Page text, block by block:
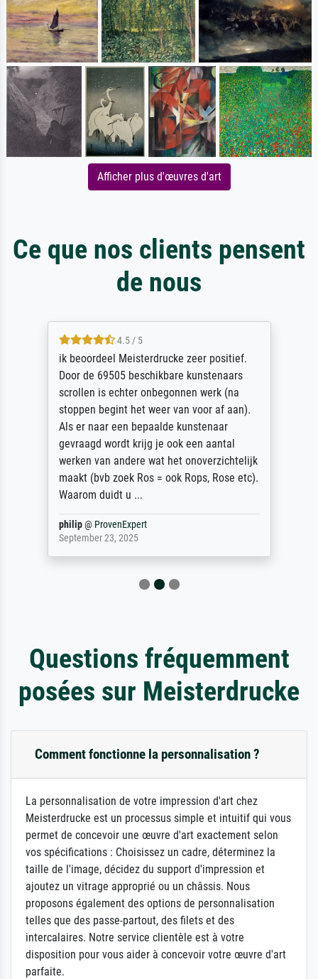
Afficher plus d'œuvres d'art
Ce que nos clients pensent
de nous
4.5 / 5
ik beoordeel Meisterdrucke zeer positief.
Door de 69505 beschikbare kunstenaars
scrollen is echter onbegonnen werk (na
stoppen begint het weer van voor af aan).
Als er naar een bepaalde kunstenaar
gevraagd wordt krijg je ook een aantal
werken van andere wat het onoverzichtelijk
maakt (bvb zoek Ros = ook Rops, Rose etc).
Waarom duidt u ...
philip@ ProvenExpert
September 23, 2025
Questions fréquemment
posées sur Meisterdrucke
Comment fonctionne la personnalisation ?
La personnalisation de votre impression d'art chez
Meisterdrucke est un processus simple et intuitif qui vous
permet de concevoir une œuvre d'art exactement selon
vos spécifications : Choisissez un cadre, déterminez la
taille de l'image, décidez du support d'impression et
ajoutez un vitrage approprié ou un châssis. Nous
proposons également des options de personnalisation
telles que des passe-partout, des filets et des
intercalaires. Notre service clientèle est à votre
disposition pour vous aider à concevoir votre œuvre d'art
parfaite.